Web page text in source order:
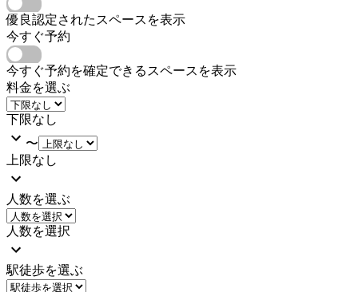
優良認定されたスペースを表示
今すぐ予約
今すぐ予約を確定できるスペースを表示
料金を選ぶ
下限なし
〜
上限なし
人数を選ぶ
人数を選択
駅徒歩を選ぶ